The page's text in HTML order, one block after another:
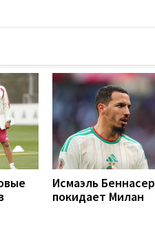
Исмаэль Беннасер
покидает Милан